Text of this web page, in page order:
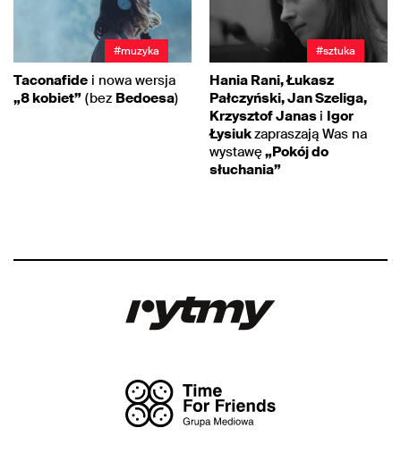
#muzyka
Taconafide i nowa wersja
„8 kobiet” (bez Bedoesa)
#sztuka
Hania Rani, Łukasz
Pałczyński, Jan Szeliga,
Krzysztof Janas i Igor
Łysiukzapraszają Was na
wystawę„Pokój do
słuchania”